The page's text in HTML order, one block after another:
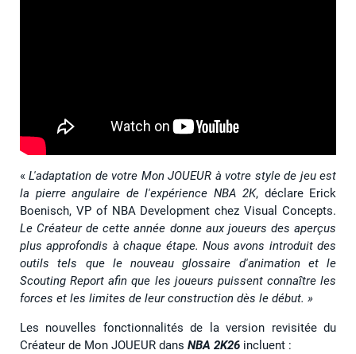
«L'adaptation de votre Mon JOUEUR à votre style de jeu est
la pierre angulaire de l'expérience NBA 2K, déclare Erick
Boenisch, VP of NBA Development chez Visual Concepts.
Le Créateur de cette année donne aux joueurs des aperçus
plus approfondis à chaque étape. Nous avons introduit des
outils tels que le nouveau glossaire d'animation et le
Scouting Report afin que les joueurs puissent connaître les
forces et les limites de leur construction dès le début. »
Les nouvelles fonctionnalités de la version revisitée du
Créateur de Mon JOUEUR dans NBA 2K26 incluent :